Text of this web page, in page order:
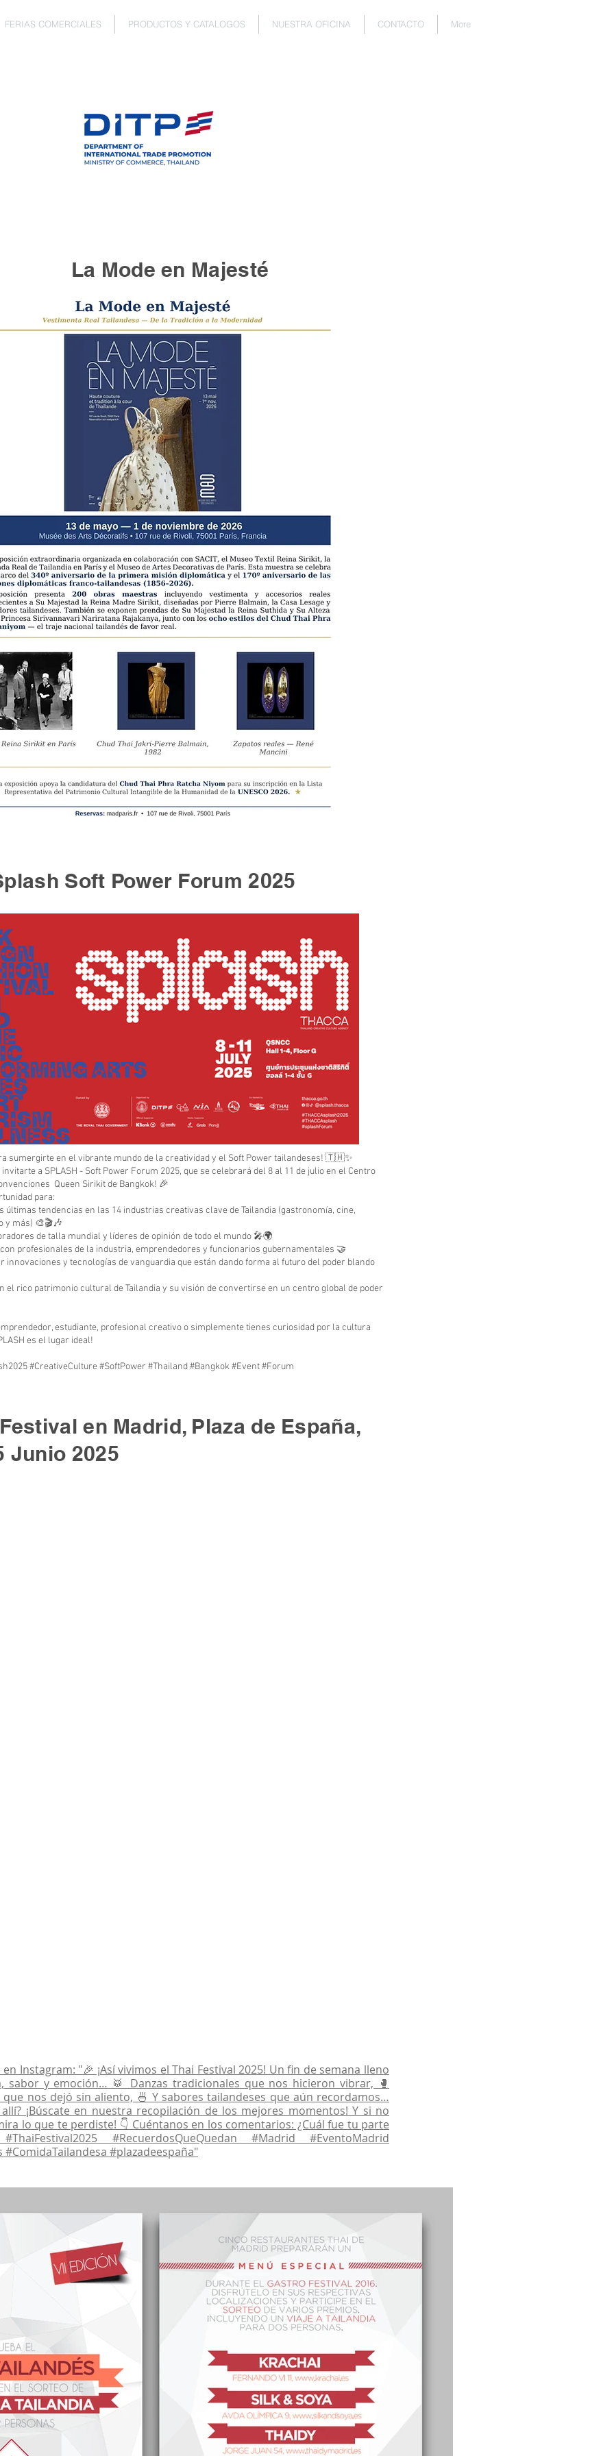
FERIAS COMERCIALES PRODUCTOS Y CATALOGOS NUESTRA OFICINA CONTACTO More
La Mode en Majesté
Soft Power Forum 2025
sumergirte en el vibrante mundo de la creatividad y el Soft Power tailandeses! 🇹🇭✨
a SPLASH - Soft Power Forum 2025, que se celebrará del 8 al 11 de julio en el Centro
Queen Sirikit de Bangkok! 🎉
para:
últimas tendencias en las 14 industrias creativas clave de Tailandia (gastronomía, cine,
y más) 🎨🎬🎶
de talla mundial y líderes de opinión de todo el mundo 🎤🌍
profesionales de la industria, emprendedores y funcionarios gubernamentales 🤝
innovaciones y tecnologías de vanguardia que están dando forma al futuro del poder blando
el rico patrimonio cultural de Tailandia y su visión de convertirse en un centro global de poder
estudiante, profesional creativo o simplemente tienes curiosidad por la cultura
es el lugar ideal!
#CreativeCulture #SoftPower #Thailand #Bangkok #Event #Forum
en Madrid, Plaza de España,
Junio 2025
Instagram: "🎉 ¡Así vivimos el Thai Festival 2025! Un fin de semana lleno
sabor y emoción… 🥁 Danzas tradicionales que nos hicieron vibrar, 🥊
que nos dejó sin aliento, 🍜 Y sabores tailandeses que aún recordamos…
allí? ¡Búscate en nuestra recopilación de los mejores momentos! Y si no
lo que te perdiste! 👇 Cuéntanos en los comentarios: ¿Cuál fue tu parte
#RecuerdosQueQuedan #Madrid #EventoMadrid
#ComidaTailandesa #plazadeespaña"